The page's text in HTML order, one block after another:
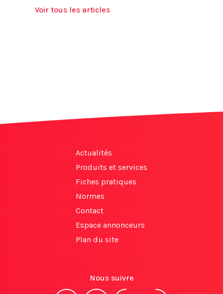
Voir tous les articles
Actualités
Produits et services
Fiches pratiques
Normes
Contact
Espace annonceurs
Plan du site
Nous suivre